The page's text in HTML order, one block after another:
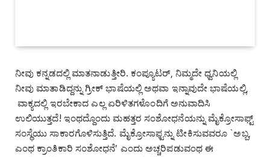
ನೀವು ಕನ್ನಡದಲ್ಲಿ ಮಾತನಾಡುತ್ತೀರಿ. ಕಂಪ್ಯೂಟರ್‌, ನಿಮ್ಮದೇ ಧ್ವನಿಯಲ್ಲಿ
ನೀವು ಮಾತಾಡಿದ್ದನ್ನು ಗ್ರೀಕ್‌ ಭಾಷೆಯಲ್ಲಿ ಅಥವಾ ಇನ್ನಾವುದೇ ಭಾಷೆಯಲ್ಲಿ,
ವಾಕ್ಯದಲ್ಲಿ ಇರಬೇಕಾದ ಎಲ್ಲ ಏರಿಳಿತಗಳೊಂದಿಗೆ ಅನುವಾದಿಸಿ
ಉಲಿಯುತ್ತದೆ! ಇಂಥದ್ದೊಂದು ಮಹತ್ತರ ಸಂಶೋಧನೆಯನ್ನು ಮೈಕ್ರೋಸಾಫ್ಟ್‌
ಸಂಸ್ಥೆಯು ಸಾಕಾರಗೊಳಿಸುತ್ತಿದೆ. ಮೈಕ್ರೋಸಾಫ್ಟನ್ನು ಟೀಕಿಸುವವರೂ `ಅಬ್ಬ,
ಎಂಥ ಕ್ರಾಂತಿಕಾರಿ ಸಂಶೋಧನೆ’ ಎಂದು ಅಚ್ಚರಿಪಡುವಂಥ ಈ